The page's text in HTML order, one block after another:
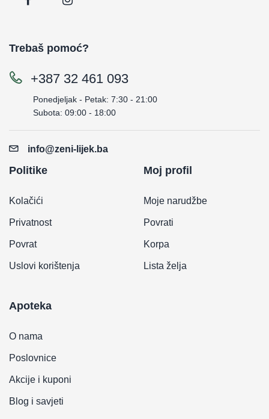
Trebaš pomoć?
+387 32 461 093
Ponedjeljak - Petak: 7:30 - 21:00
Subota: 09:00 - 18:00
info@zeni-lijek.ba
Politike
Kolačići
Privatnost
Povrat
Uslovi korištenja
Moj profil
Moje narudžbe
Povrati
Korpa
Lista želja
Apoteka
O nama
Poslovnice
Akcije i kuponi
Blog i savjeti